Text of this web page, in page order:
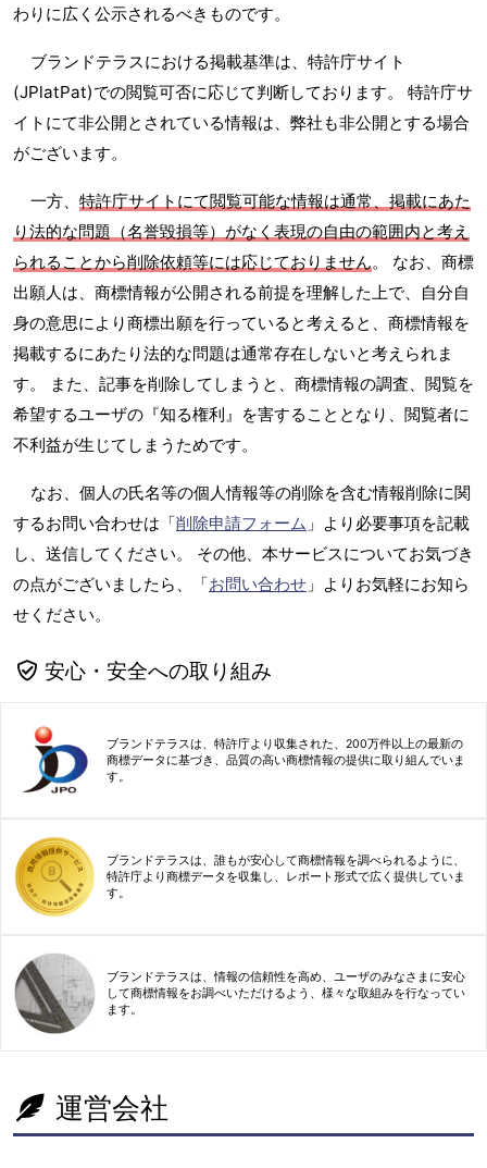
わりに広く公示されるべきものです。
ブランドテラスにおける掲載基準は、特許庁サイト
(JPlatPat)での閲覧可否に応じて判断しております。 特許庁サ
イトにて非公開とされている情報は、弊社も非公開とする場合
がございます。
一方、 特許庁サイトにて閲覧可能な情報は通常、掲載にあた
り法的な問題（名誉毀損等）がなく表現の自由の範囲内と考え
られることから削除依頼等には応じておりません。 なお、商標
出願人は、商標情報が公開される前提を理解した上で、自分自
身の意思により商標出願を行っていると考えると、商標情報を
掲載するにあたり法的な問題は通常存在しないと考えられま
す。 また、記事を削除してしまうと、商標情報の調査、閲覧を
希望するユーザの『知る権利』を害することとなり、閲覧者に
不利益が生じてしまうためです。
なお、個人の氏名等の個人情報等の削除を含む情報削除に関
するお問い合わせは「削除申請フォーム 」より必要事項を記載
し、送信してください。 その他、本サービスについてお気づき
の点がございましたら、「お問い合わせ 」よりお気軽にお知ら
せください。
安心・安全への取り組み
ブランドテラスは、特許庁より収集された、200万件以上の最新の
商標データに基づき、品質の高い商標情報の提供に取り組んでいま
す。
ブランドテラスは、誰もが安心して商標情報を調べられるように、
特許庁より商標データを収集し、レポート形式で広く提供していま
す。
ブランドテラスは、情報の信頼性を高め、ユーザのみなさまに安心
して商標情報をお調べいただけるよう、様々な取組みを行なってい
ます。
運営会社